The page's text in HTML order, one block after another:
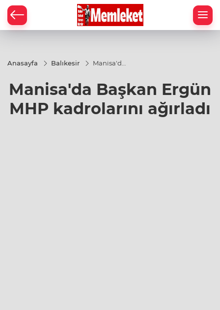
Anasayfa Balıkesir
Manisa'da
MHP
kadrolarını
ağırladı
Manisa'da Başkan Ergün
MHP kadrolarını ağırladı